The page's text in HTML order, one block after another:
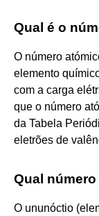
Qual é o
O número
elemento
com a carga
que o número
da Tabela
eletrões de
Qual
O ununóctio